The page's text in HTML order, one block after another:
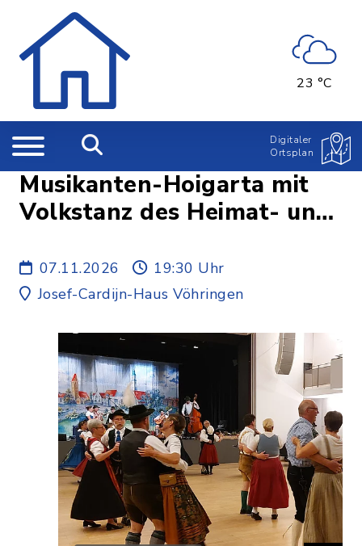
23 °C
Digitaler
Ortsplan
Musikanten-Hoigarta mit
Volkstanz des Heimat- und
D'Illertaler Vöhringen e.V.
07.11.2026
19:30 Uhr
Josef-Cardijn-Haus Vöhringen